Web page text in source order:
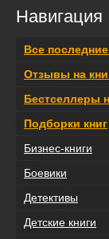
Навигация
Все последние
Отзывы на
Бестселлеры
Подборки книг
Бизнес-книги
Боевики
Детективы
Детские книги